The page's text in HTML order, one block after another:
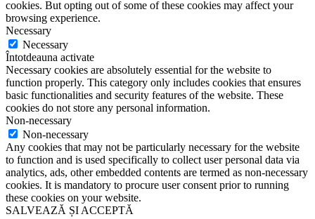
cookies. But opting out of some of these cookies may affect your
browsing experience.
Necessary
Necessary
Întotdeauna activate
Necessary cookies are absolutely essential for the website to
function properly. This category only includes cookies that ensures
basic functionalities and security features of the website. These
cookies do not store any personal information.
Non-necessary
Non-necessary
Any cookies that may not be particularly necessary for the website
to function and is used specifically to collect user personal data via
analytics, ads, other embedded contents are termed as non-necessary
cookies. It is mandatory to procure user consent prior to running
these cookies on your website.
SALVEAZĂ ȘI ACCEPTĂ